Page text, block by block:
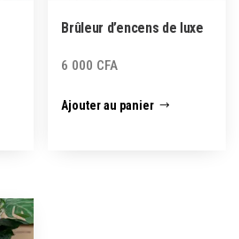
Brûleur d’encens de luxe
6 000 CFA
Ajouter au panier